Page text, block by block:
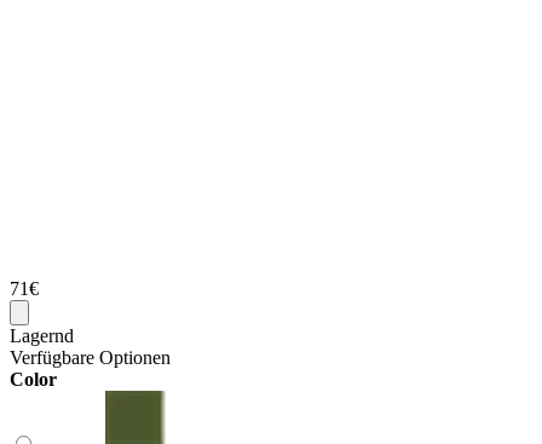
71€
Lagernd
Verfügbare Optionen
Color